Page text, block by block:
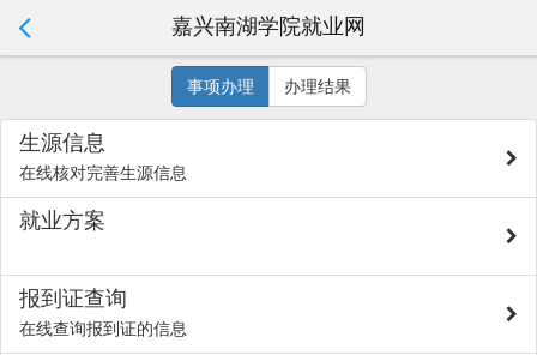
嘉兴南湖学院就业网
事项办理 办理结果
生源信息
在线核对完善生源信息
就业方案
报到证查询
在线查询报到证的信息